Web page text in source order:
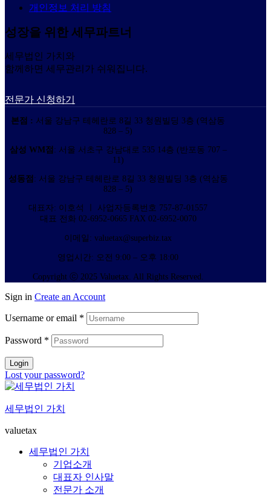
개인정보 처리 방침
성장을 위한 세무파트너
세무법인 가치와
함께하면 세무관리가 쉬워집니다.
전문가 신청하기
본점 : 서울 강남구 테헤란로 8길 33 청원빌딩 3층 (역삼동
828 – 5)
삼성 WM점 : 서울 서초구 강남대로 535 14층 (반포동 707 –
11)
성동점 : 서울 강남구 테헤란로 8길 33 청원빌딩 3층 (역삼동
828 – 5)
대표자: 이호석 ㅣ 사업자등록번호 757-87-01557
대표 전화 02-6952-0665 FAX 02-6952-0070
이메일: valuetax@superbiz.tax
영업시간: 오전 9:00 – 오후 18:00
Copyright ⓒ 2025 Valuetax. All Rights Reserved.
Sign in Create an Account
Username or email *
Password *
Login
Lost your password?
세무법인 가치
valuetax
세무법인 가치
기업소개
대표자 인사말
전문가 소개